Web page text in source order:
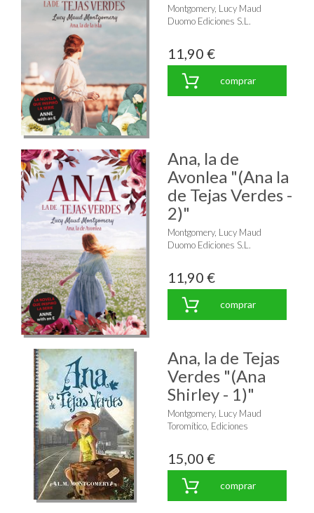
Montgomery, Lucy Maud
Duomo Ediciones S.L.
11,90 €
comprar
Ana, la de
Avonlea "(Ana la
de Tejas Verdes -
2)"
Montgomery, Lucy Maud
Duomo Ediciones S.L.
11,90 €
comprar
Ana, la de Tejas
Verdes "(Ana
Shirley - 1)"
Montgomery, Lucy Maud
Toromítico, Ediciones
15,00 €
comprar